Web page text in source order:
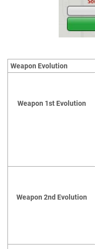
Weapon Evolution
Weapon 1st Evolution
Weapon 2nd Evolution